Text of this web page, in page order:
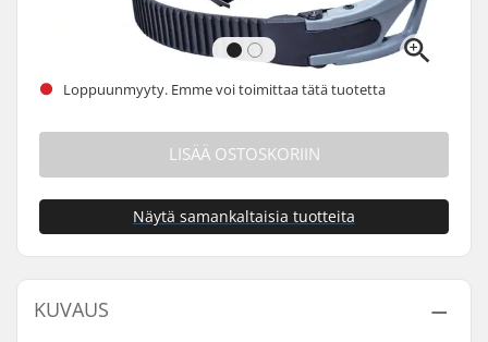
Loppuunmyyty. Emme voi toimittaa tätä tuotetta
LISÄÄ OSTOSKORIIN
Näytä samankaltaisia tuotteita
KUVAUS